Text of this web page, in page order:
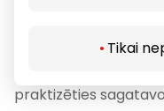
Tikai
lietas arī tika
praktizēties